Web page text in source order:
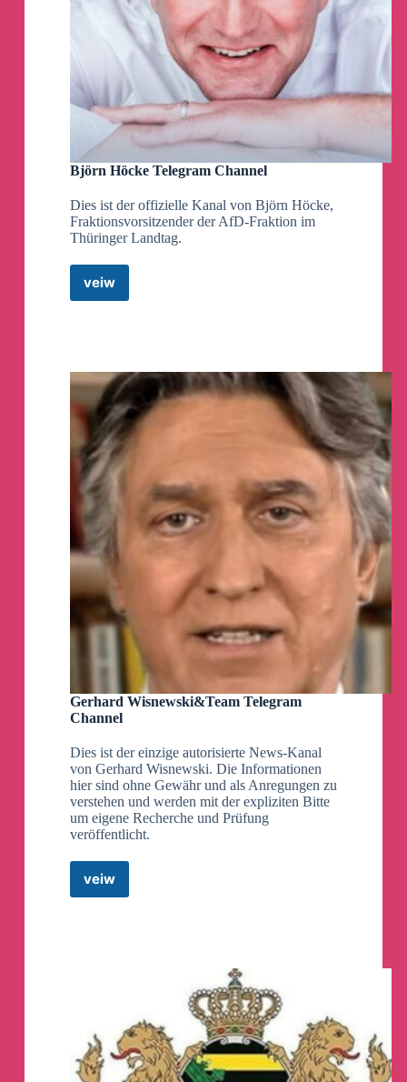
Björn Höcke Telegram Channel
Dies ist der offizielle Kanal von Björn Höcke,
Fraktionsvorsitzender der AfD-Fraktion im
Thüringer Landtag.
veiw
Björn
Höcke
Gerhard Wisnewski&Team Telegram
Channel
Dies ist der einzige autorisierte News-Kanal
von Gerhard Wisnewski. Die Informationen
hier sind ohne Gewähr und als Anregungen zu
verstehen und werden mit der expliziten Bitte
um eigene Recherche und Prüfung
veröffentlicht.
veiwGerhard